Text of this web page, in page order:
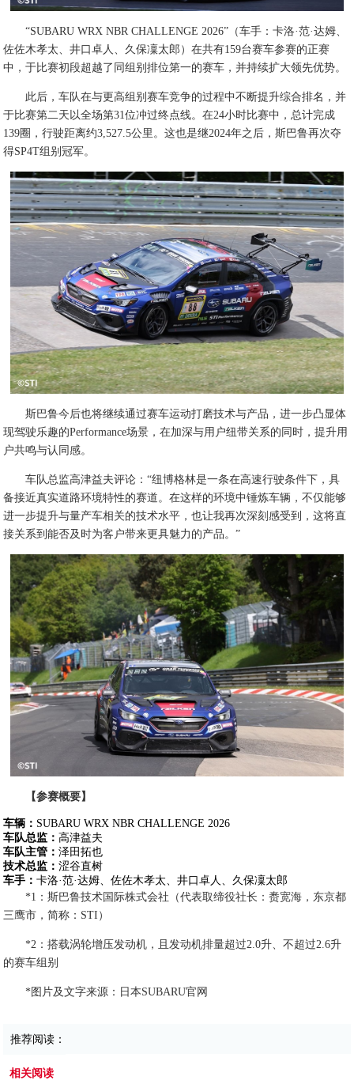
“SUBARU WRX NBR CHALLENGE 2026”（车手：卡洛·范·达姆、
佐佐木孝太、井口卓人、久保凜太郎）在共有159台赛车参赛的正赛
中，于比赛初段超越了同组别排位第一的赛车，并持续扩大领先优势。
此后，车队在与更高组别赛车竞争的过程中不断提升综合排名，并
于比赛第二天以全场第31位冲过终点线。在24小时比赛中，总计完成
139圈，行驶距离约3,527.5公里。这也是继2024年之后，斯巴鲁再次夺
得SP4T组别冠军。
斯巴鲁今后也将继续通过赛车运动打磨技术与产品，进一步凸显体
现驾驶乐趣的Performance场景，在加深与用户纽带关系的同时，提升用
户共鸣与认同感。
车队总监高津益夫评论：“纽博格林是一条在高速行驶条件下，具
备接近真实道路环境特性的赛道。在这样的环境中锤炼车辆，不仅能够
进一步提升与量产车相关的技术水平，也让我再次深刻感受到，这将直
接关系到能否及时为客户带来更具魅力的产品。”
【参赛概要】
车辆： SUBARU WRX NBR CHALLENGE 2026
车队总监：高津益夫
车队主管：泽田拓也
技术总监：涩谷直树
车手：卡洛·范·达姆、佐佐木孝太、井口卓人、久保凜太郎
*1：斯巴鲁技术国际株式会社（代表取缔役社长：赉宽海，东京都
三鹰市，简称：STI）
*2：搭载涡轮增压发动机，且发动机排量超过2.0升、不超过2.6升
的赛车组别
*图片及文字来源：日本SUBARU官网
推荐阅读：
相关阅读